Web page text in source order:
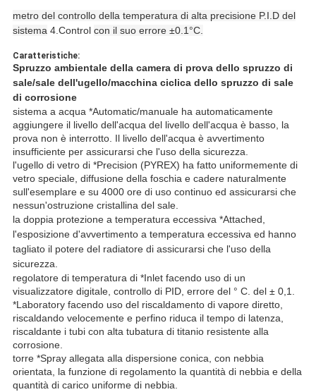
metro del controllo della temperatura di alta precisione P.I.D del
sistema 4.Control con il suo errore ±0.1°C.
Caratteristiche:
Spruzzo ambientale della camera di prova dello spruzzo di
sale/sale dell'ugello/macchina ciclica dello spruzzo di sale
di corrosione
sistema a acqua *Automatic/manuale ha automaticamente
aggiungere il livello dell'acqua del livello dell'acqua è basso, la
prova non è interrotto. Il livello dell'acqua è avvertimento
insufficiente per assicurarsi che l'uso della sicurezza.
l'ugello di vetro di *Precision (PYREX) ha fatto uniformemente di
vetro speciale, diffusione della foschia e cadere naturalmente
sull'esemplare e su 4000 ore di uso continuo ed assicurarsi che
nessun'ostruzione cristallina del sale.
la doppia protezione a temperatura eccessiva *Attached,
l'esposizione d'avvertimento a temperatura eccessiva ed hanno
tagliato il potere del radiatore di assicurarsi che l'uso della
sicurezza.
regolatore di temperatura di *Inlet facendo uso di un
visualizzatore digitale, controllo di PID, errore del ° C. del ± 0,1.
*Laboratory facendo uso del riscaldamento di vapore diretto,
riscaldando velocemente e perfino riduca il tempo di latenza,
riscaldante i tubi con alta tubatura di titanio resistente alla
corrosione.
torre *Spray allegata alla dispersione conica, con nebbia
orientata, la funzione di regolamento la quantità di nebbia e della
quantità di carico uniforme di nebbia.